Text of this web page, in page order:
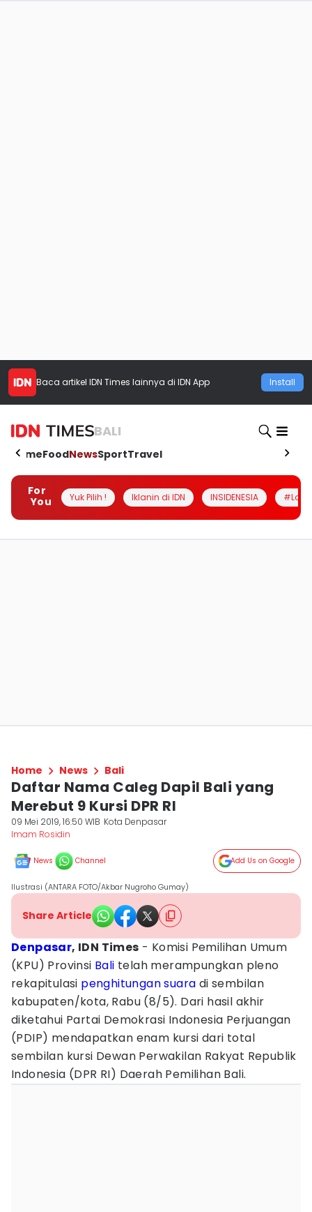
Baca artikel IDN Times lainnya di IDN App Install
BALI
HomeFoodNewsSportTravel
For
You
Yuk Pilih ! Iklanin di IDN INSIDENESIA
Home News Bali
Daftar Nama Caleg Dapil Bali yang
Merebut 9 Kursi DPR RI
09 Mei 2019, 16:50 WIB Kota Denpasar
Imam Rosidin
News Channel Add Us on Google
Ilustrasi (ANTARA FOTO/Akbar Nugroho Gumay)
Share Article
Denpasar, IDN Times - Komisi Pemilihan Umum
(KPU) Provinsi Bali telah merampungkan pleno
rekapitulasi penghitungan suara di sembilan
kabupaten/kota, Rabu (8/5). Dari hasil akhir
diketahui Partai Demokrasi Indonesia Perjuangan
(PDIP) mendapatkan enam kursi dari total
sembilan kursi Dewan Perwakilan Rakyat Republik
Indonesia (DPR RI) Daerah Pemilihan Bali.